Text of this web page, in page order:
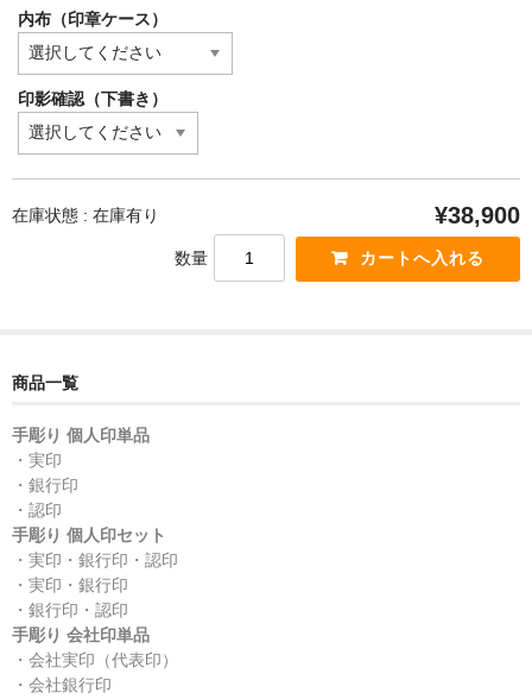
内布（印章ケース）
印影確認（下書き）
在庫状態 : 在庫有り ¥38,900
数量
商品一覧
手彫り 個人印単品
・実印
・銀行印
・認印
手彫り 個人印セット
・実印・銀行印・認印
・実印・銀行印
・銀行印・認印
手彫り 会社印単品
・会社実印（代表印）
・会社銀行印